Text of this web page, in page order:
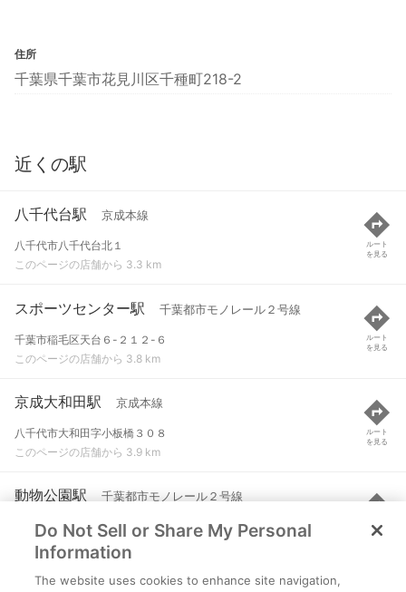
住所
千葉県千葉市花見川区千種町218-2
近くの駅
八千代台駅 京成本線
八千代市八千代台北１
このページの店舗から 3.3 km
ルート
を見る
スポーツセンター駅 千葉都市モノレール２号線
千葉市稲毛区天台６-２１２-６
このページの店舗から 3.8 km
ルート
を見る
京成大和田駅 京成本線
八千代市大和田字小板橋３０８
このページの店舗から 3.9 km
ルート
を見る
動物公園駅 千葉都市モノレール２号線
千葉市若葉区源町４０７-７
このページの店舗から 4.1 km
ルート
を見る
Do Not Sell or Share My Personal
Information
The website uses cookies to enhance site navigation,